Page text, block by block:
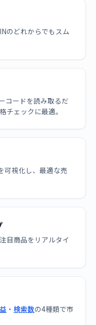
のどれからでもスム
コードを読み取るだ
チェックに最適。
可視化し、最適な売
目商品をリアルタイ
・ 検索数の4種類で市